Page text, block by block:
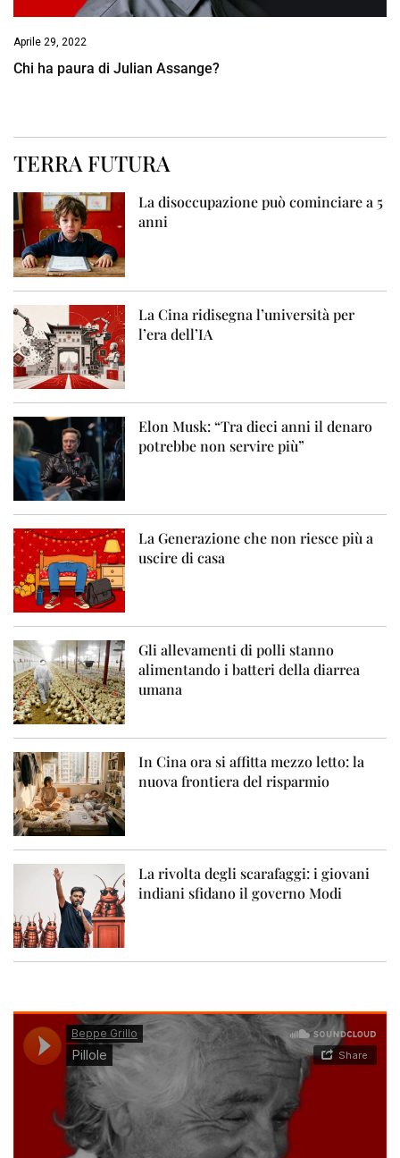
Aprile 29, 2022
Chi ha paura di Julian Assange?
TERRA FUTURA
La disoccupazione può cominciare a 5
anni
La Cina ridisegna l’università per
l’era dell’IA
Elon Musk: “Tra dieci anni il denaro
potrebbe non servire più”
La Generazione che non riesce più a
uscire di casa
Gli allevamenti di polli stanno
alimentando i batteri della diarrea
umana
In Cina ora si affitta mezzo letto: la
nuova frontiera del risparmio
La rivolta degli scarafaggi: i giovani
indiani sfidano il governo Modi